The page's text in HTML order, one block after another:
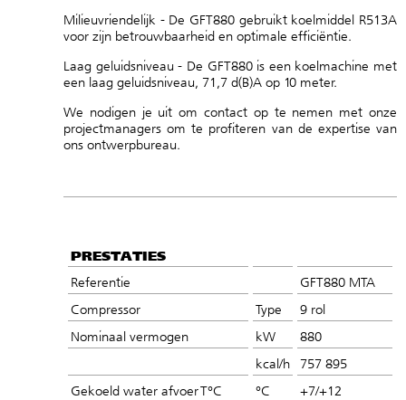
Milieuvriendelijk - De GFT880 gebruikt koelmiddel R513A
voor zijn betrouwbaarheid en optimale efficiëntie.
Laag geluidsniveau - De GFT880 is een koelmachine met
een laag geluidsniveau, 71,7 d(B)A op 10 meter.
We nodigen je uit om contact op te nemen met onze
projectmanagers om te profiteren van de expertise van
ons ontwerpbureau.
PRESTATIES
Referentie
GFT880 MTA
Compressor
Type
9 rol
Nominaal vermogen
kW
880
kcal/h 757 895
Gekoeld water afvoer T°C
°C +7/+12